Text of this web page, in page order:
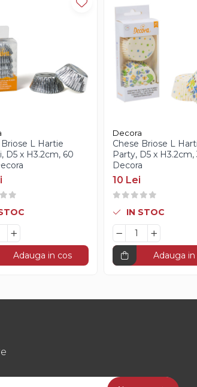
L Hartie
D5 x H3.2cm, 60
Adauga in cos
Decora
Chese Briose L
Party, D5 x H3.2cm,
Decora
10 Lei
IN STOC
Adauga in